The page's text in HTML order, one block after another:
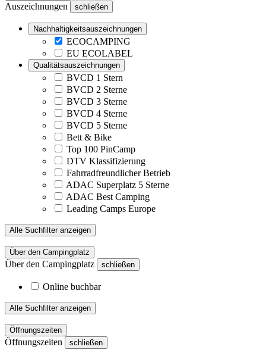
Auszeichnungen schließen
Nachhaltigkeitsauszeichnungen
ECOCAMPING
EU ECOLABEL
Qualitätsauszeichnungen
BVCD 1 Stern
BVCD 2 Sterne
BVCD 3 Sterne
BVCD 4 Sterne
BVCD 5 Sterne
Bett & Bike
Top 100 PinCamp
DTV Klassifizierung
Fahrradfreundlicher Betrieb
ADAC Superplatz 5 Sterne
ADAC Best Camping
Leading Camps Europe
Alle Suchfilter anzeigen
Über den Campingplatz
Über den Campingplatz schließen
Online buchbar
Alle Suchfilter anzeigen
Öffnungszeiten
Öffnungszeiten schließen